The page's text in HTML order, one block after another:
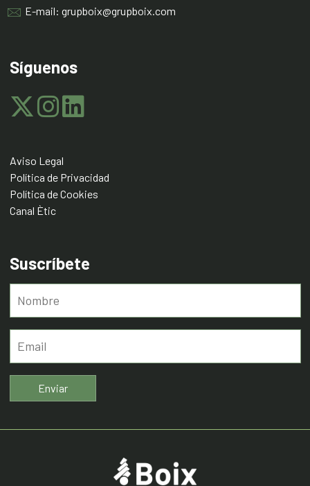
E-mail: grupboix@grupboix.com
Síguenos
Aviso Legal
Política de Privacidad
Política de Cookies
Canal Ètic
Suscríbete